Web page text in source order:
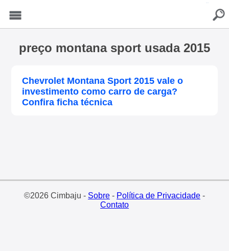
preço montana sport usada 2015
Chevrolet Montana Sport 2015 vale o
investimento como carro de carga?
Confira ficha técnica
©2026 Cimbaju - Sobre- Política de Privacidade-
Contato